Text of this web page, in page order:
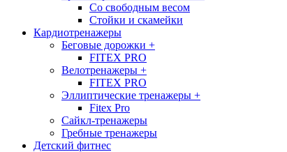
Со свободным весом
Стойки и скамейки
Кардиотренажеры
Беговые дорожки +
FITEX PRO
Велотренажеры +
FITEX PRO
Эллиптические тренажеры +
Fitex Pro
Сайкл-тренажеры
Гребные тренажеры
Детский фитнес